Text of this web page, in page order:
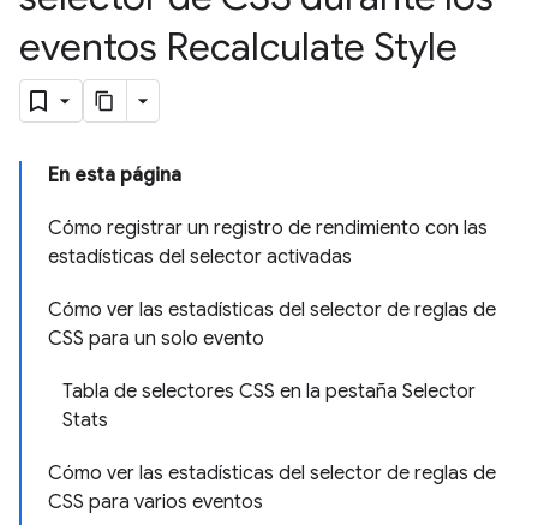
eventos Recalculate Style
En esta página
Cómo registrar un registro de rendimiento con las
estadísticas del selector activadas
Cómo ver las estadísticas del selector de reglas de
CSS para un solo evento
Tabla de selectores CSS en la pestaña Selector
Stats
Cómo ver las estadísticas del selector de reglas de
CSS para varios eventos